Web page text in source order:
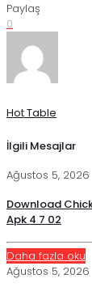
Paylaş
0
Hot Table
İlgili Mesajlar
Ağustos 5, 2026
Download
Apk 4 7 02
Daha fazla oku
Ağustos 5, 2026